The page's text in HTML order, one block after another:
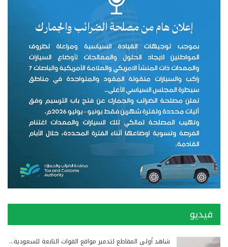
فيديو
شاهد أولى المقاطع لتدمير مواقع القوات التابعة للسعودية…